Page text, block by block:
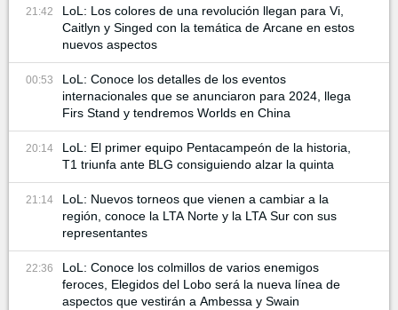
21:42
LoL: Los colores de una revolución llegan para Vi,
Caitlyn y Singed con la temática de Arcane en estos
nuevos aspectos
00:53
LoL: Conoce los detalles de los eventos
internacionales que se anunciaron para 2024, llega
Firs Stand y tendremos Worlds en China
20:14
LoL: El primer equipo Pentacampeón de la historia,
T1 triunfa ante BLG consiguiendo alzar la quinta
21:14
LoL: Nuevos torneos que vienen a cambiar a la
región, conoce la LTA Norte y la LTA Sur con sus
representantes
22:36
LoL: Conoce los colmillos de varios enemigos
feroces, Elegidos del Lobo será la nueva línea de
aspectos que vestirán a Ambessa y Swain